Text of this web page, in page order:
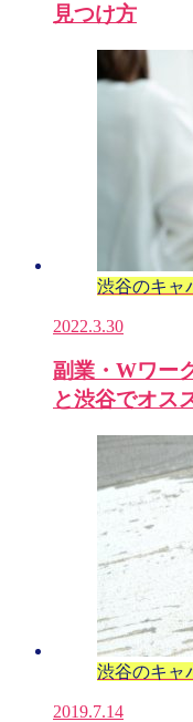
見つけ方
渋谷のキャ
2022.3.30
副業・Wワー
と渋谷でオス
渋谷のキャ
2019.7.14